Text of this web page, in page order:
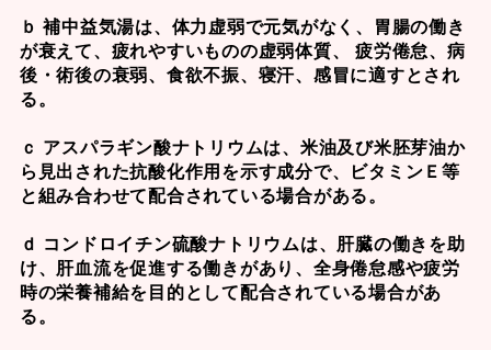
ｂ 補中益気湯は、体力虚弱で元気がなく、胃腸の働き
が衰えて、疲れやすいものの虚弱体質、 疲労倦怠、病
後・術後の衰弱、食欲不振、寝汗、感冒に適すとされ
る。
ｃ アスパラギン酸ナトリウムは、米油及び米胚芽油か
ら見出された抗酸化作用を示す成分で、ビタミンＥ等
と組み合わせて配合されている場合がある。
ｄ コンドロイチン硫酸ナトリウムは、肝臓の働きを助
け、肝血流を促進する働きがあり、全身倦怠感や疲労
時の栄養補給を目的として配合されている場合があ
る。